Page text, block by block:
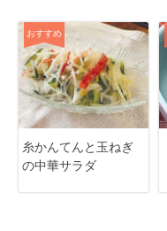
おすすめ
糸かんてんと玉ねぎ
の中華サラダ